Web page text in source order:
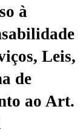
à
Leis,
de
ao Art.